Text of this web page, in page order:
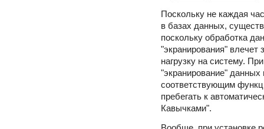
Поскольку не каждая
в базах данных,
поскольку обработка
"экранирования" влечет
нагрузку на систему.
"экранирование"
соответствующим
пребегать к
Кавычками".